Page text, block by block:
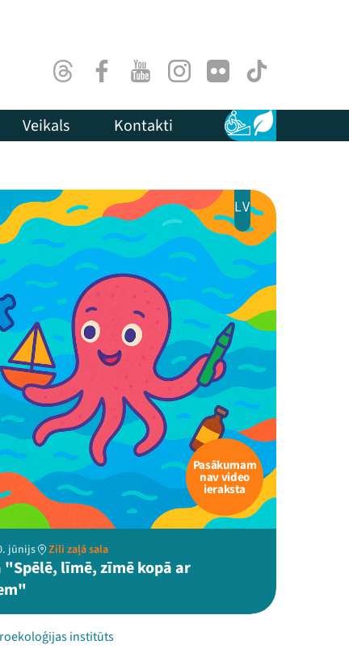
ThreadsFacebookYoutubeInstagram
Flick TikTok
Veikals Kontakti Pieejamība
Ilgtspēja
LV
Pasākumam
nav video
ieraksta
jūnijs Zili zaļā sala
"Spēlē, līmē, zīmē kopā ar
institūts